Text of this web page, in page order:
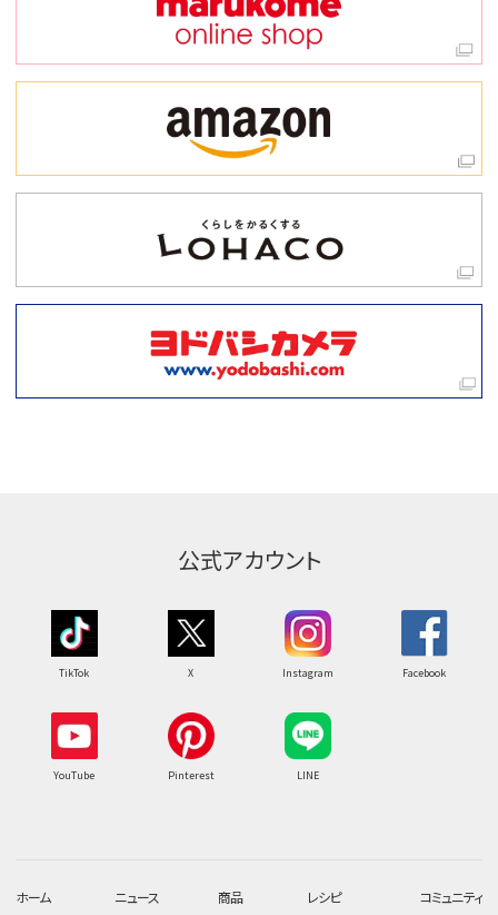
公式アカウント
TikTok X Instagram Facebook
YouTube Pinterest LINE
ホーム ニュース 商品 レシピ コミュニティ